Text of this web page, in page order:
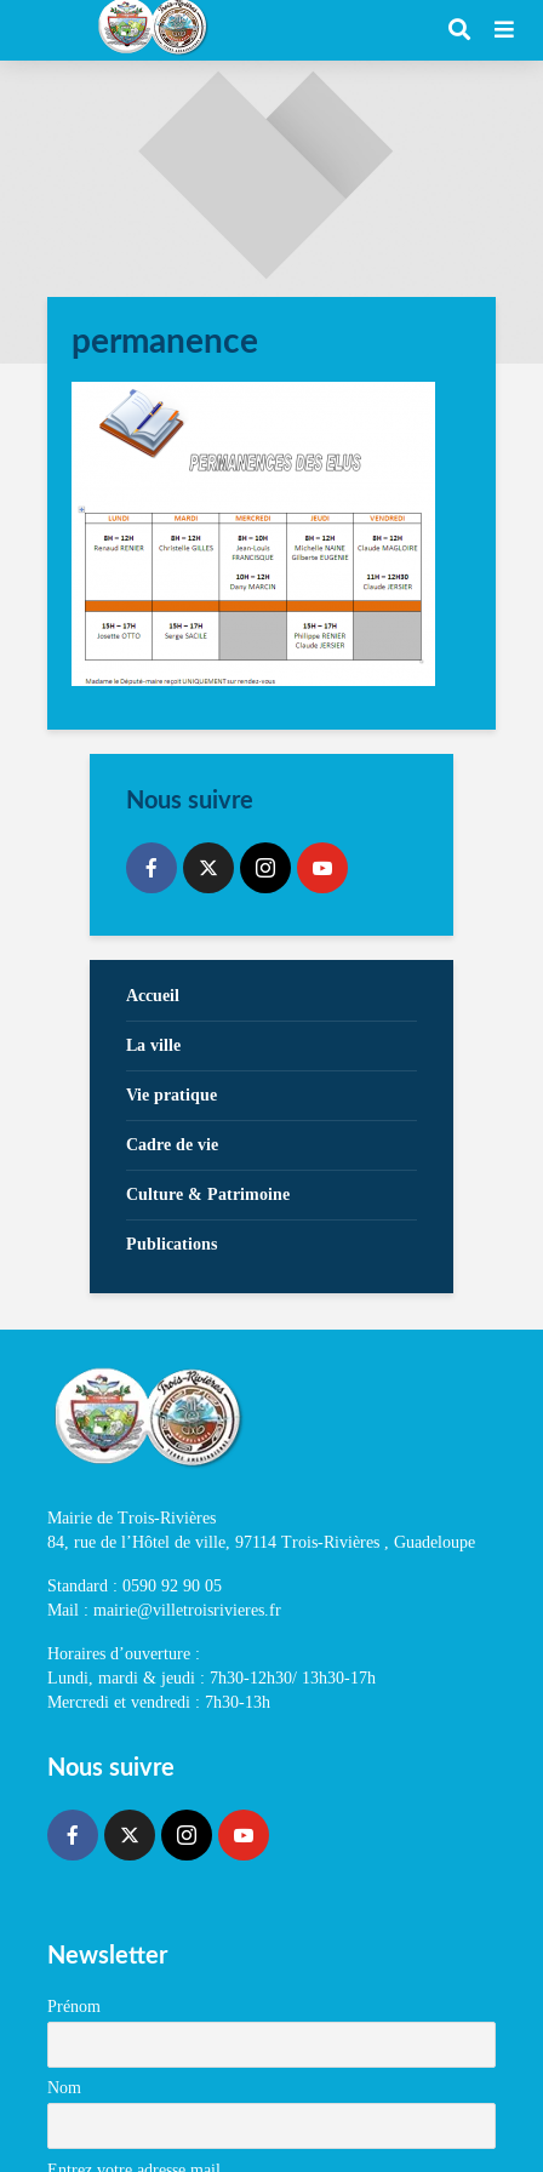
permanence
Nous suivre
Accueil
La ville
Vie pratique
Cadre de vie
Culture & Patrimoine
Publications
Mairie de Trois-Rivières
84, rue de l’Hôtel de ville, 97114 Trois-Rivières , Guadeloupe
Standard : 0590 92 90 05
Mail : mairie@villetroisrivieres.fr
Horaires d’ouverture :
Lundi, mardi & jeudi : 7h30-12h30/ 13h30-17h
Mercredi et vendredi : 7h30-13h
Nous suivre
Newsletter
Prénom
Nom